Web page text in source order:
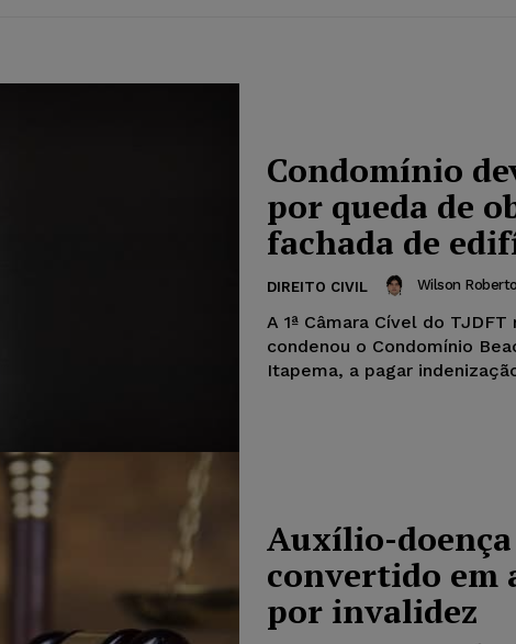
Condomínio
por queda de
fachada de
DIREITO CIVIL Wilson Roberto
A 1ª Câmara Cível do
condenou o Condomínio
Itapema, a pagar
Auxílio-doença
convertido em
por invalidez